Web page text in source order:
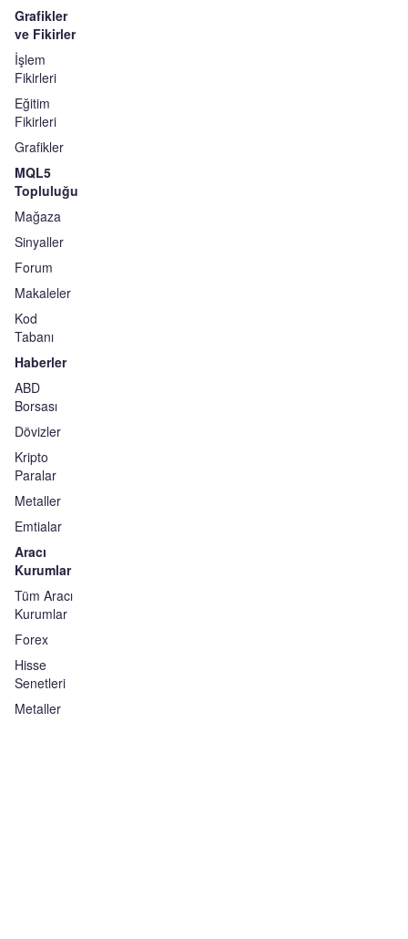
Grafikler
ve Fikirler
İşlem
Fikirleri
Eğitim
Fikirleri
Grafikler
MQL5
Topluluğu
Mağaza
Sinyaller
Forum
Makaleler
Kod
Tabanı
Haberler
ABD
Borsası
Dövizler
Kripto
Paralar
Metaller
Emtialar
Aracı
Kurumlar
Tüm Aracı
Kurumlar
Forex
Hisse
Senetleri
Metaller